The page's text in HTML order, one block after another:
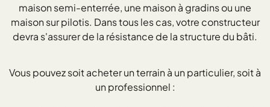
maison semi-enterrée, une maison à gradins ou une
maison sur pilotis. Dans tous les cas, votre constructeur
devra s'assurer de la résistance de la structure du bâti.
Vous pouvez soit acheter un terrain à un particulier, soit à
un professionnel :